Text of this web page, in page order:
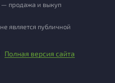
— продажа и выкуп
является публичной
Полная версия сайта